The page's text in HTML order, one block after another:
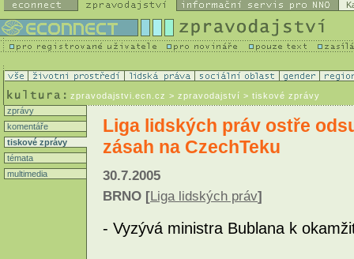
zpravodajstvi.ecn.cz > zpravodajství > tiskové zprávy
zprávy
komentáře
tiskové zprávy
témata
multimedia
Liga lidských práv ostře
zásah na CzechTeku
30.7.2005
BRNO [Liga lidských práv]
- Vyzývá ministra Bublana k